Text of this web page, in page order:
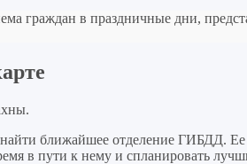
граждан в праздничные дни,
ближайшее отделение ГИБДД. Ее
в пути к нему и спланировать